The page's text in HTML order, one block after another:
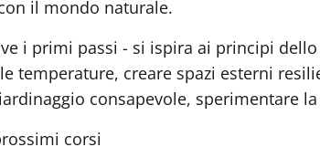
il mondo naturale.
i primi passi - si ispira ai principi
temperature, creare spazi esterni
consapevole, sperimentare
corsi